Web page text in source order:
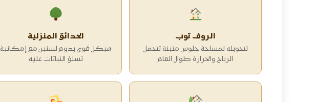
الروف توب
لتحويله لمساحة جلوس متينة تتحمل
الرياح والحرارة طوال العام
الحدائق المنزلية
هيكل قوي يدوم لسنين مع إمكانية
تسلق النباتات عليه